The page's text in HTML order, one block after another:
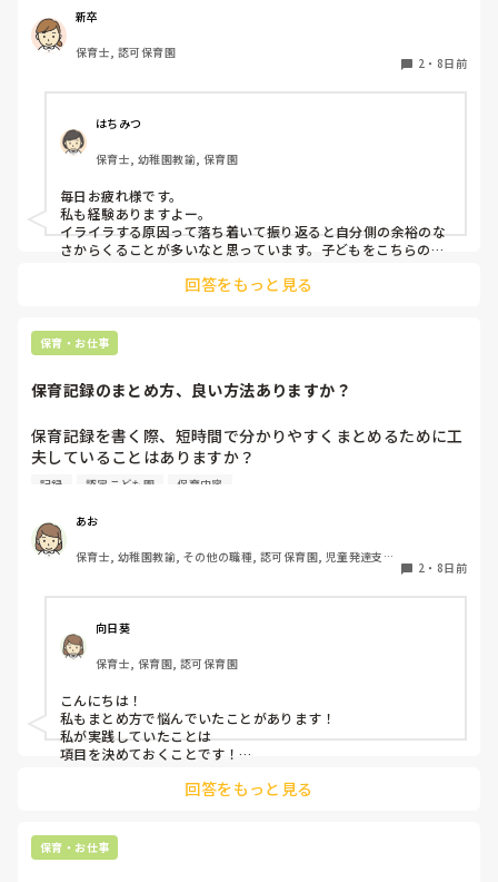
だいすきだなと思います。ですが、4月に比べると、子ども
に対してイライラしてしまう事が増えてきました。何度注意
しても言うことを聞いてくれなかったり、逆に自分の指示が
があります。今はフリーとして色々なクラスに入らせて貰っ
ていますが、幼児クラスに入ると余計イライラしてしまう回
数がふえてしまいます。皆さんはこどもに対してイライラし
てしまうことはありますか？😿😿
新卒
保育士, 認可保育園
2 ・ 8日前
はちみつ
保育士, 幼稚園教諭, 保育園
毎日お疲れ様です。
私も経験ありますよー。
イライラする原因って落ち着いて振り返ると自分側の余裕のな
さからくることが多いなと思っています。子どもをこちらの思
せなきゃ)などの責任感からや、他の先生方からの視線など気に
子どもにも感情があるし、行動にら理由があると思うのでイラ
っとした時は一旦落ち着いて、どうしてこの子はこのような表
子どもを1人の人間として見ること保育者として大切な姿勢だ
子どもってすごい力を持っているので自分のことをわかってく
れるいつも寄り添ってくれるとわかってくれる先生の話は聞い
てくれると思いますよ。なので手遊びや隙間時間に子どもの気
持ちを惹きつけるゲームなど保育のレパートリーがたくさんあ
子ども達は楽しそうと思ったところに集まったり気持ちを集中
させたり話を聞いてくれると思うので先生自身楽しく保育して
くださいね。
綺麗事ばかり言いましたが実際の現場は戦場ですよね（ ; ; ）
回答をもっと見る
保育・お仕事
保育記録のまとめ方、良い方法ありますか？
保育記録を書く際、短時間で分かりやすくまとめるために工
夫していることはありますか？
観察したことが多い日は、どのように優先順位をつけて記録
みなさんの方法を教えていただきたいです！
記録 認定こども園 保育内容
あお
保育士, 幼稚園教諭, その他の職種, 認可保育園, 児童発達支援
2 ・ 8日前
向日葵
保育士, 保育園, 認可保育園
こんにちは！
私もまとめ方で悩んでいたことがあります！
私が実践していたことは
項目を決めておくことです！
・どんな遊びが好きか苦手か
などです！
回答をもっと見る
保育・お仕事